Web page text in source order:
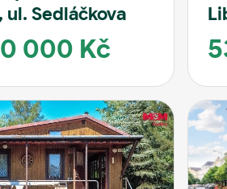
ul. Sedláčkova
000 Kč